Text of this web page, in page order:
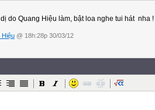
do Quang Hiệu làm, bật loa nghe tui hát nha !
Hiệu @ 18h:28p 30/03/12